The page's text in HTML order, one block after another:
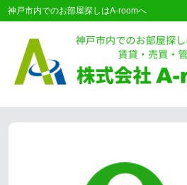
神戸市内でのお部屋探しはA-roomへ